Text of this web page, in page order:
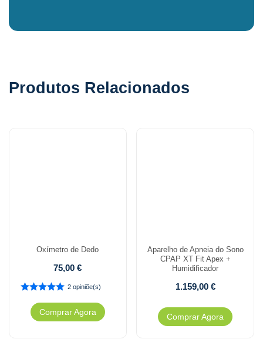
Produtos Relacionados
Oxímetro de Dedo
75,00€
2 opiniõe(s)
Comprar Agora
Aparelho de Apneia do Sono
CPAP XT Fit Apex +
Humidificador
1.159,00 €
Comprar Agora